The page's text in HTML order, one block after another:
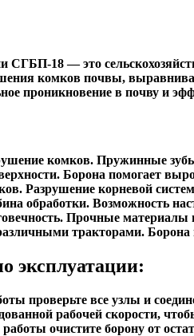
СГБП-18 — это
комков почвы,
комков. Пружинные
Борона помогает
Разрушение корневой
обработки. Возможность
Прочные материалы
эксплуатации:
проверьте все узлы и
рабочей скорости,